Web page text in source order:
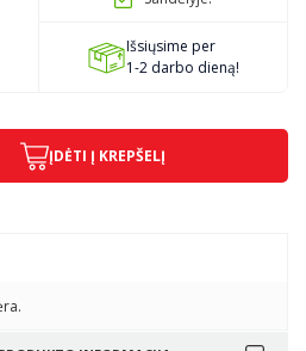
Išsiųsime per
1-2 darbo dieną!
ĮDĖTI Į KREPŠELĮ